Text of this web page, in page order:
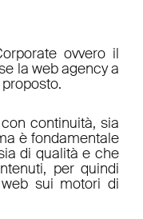
ovvero il
la web agency a
continuità, sia
è fondamentale
di qualità e che
per quindi
sui motori di